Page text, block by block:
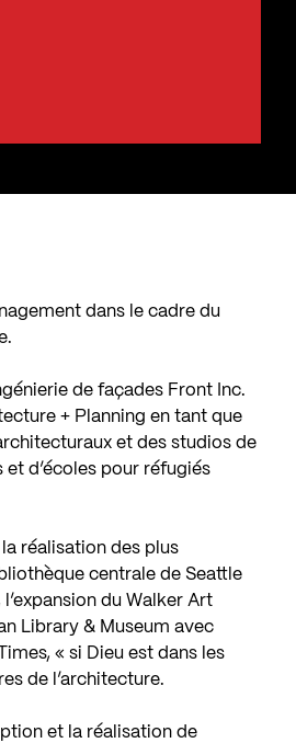
dans le cadre du
de façades Front Inc.
+ Planning en tant que
et des studios de
d’écoles pour réfugiés
réalisation des plus
centrale de Seattle
du Walker Art
Library & Museum avec
« si Dieu est dans les
de l’architecture.
et la réalisation de